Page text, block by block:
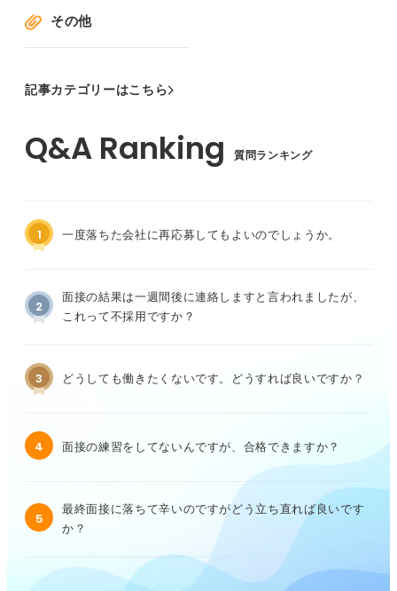
その他
記事カテゴリーはこちら
質問ランキング
1 一度落ちた会社に再応募してもよいのでしょうか。
2
面接の結果は一週間後に連絡しますと言われましたが、
これって不採用ですか？
3 どうしても働きたくないです。どうすれば良いですか？
4 面接の練習をしてないんですが、合格できますか？
5
最終面接に落ちて辛いのですがどう立ち直れば良いです
か？